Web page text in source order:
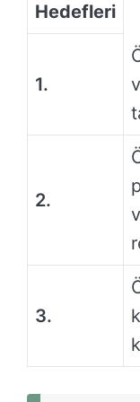
Hedefleri
1.
2.
3.